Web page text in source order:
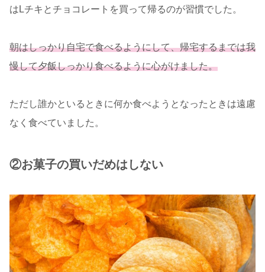
はLチキとチョコレートを買って帰るのが習慣でした。
朝はしっかり自宅で食べるようにして、帰宅するまでは我
慢して夕飯しっかり食べるように心がけました。
ただし誰かといるときに何か食べようとなったときは遠慮
なく食べていました。
②お菓子の買いだめはしない